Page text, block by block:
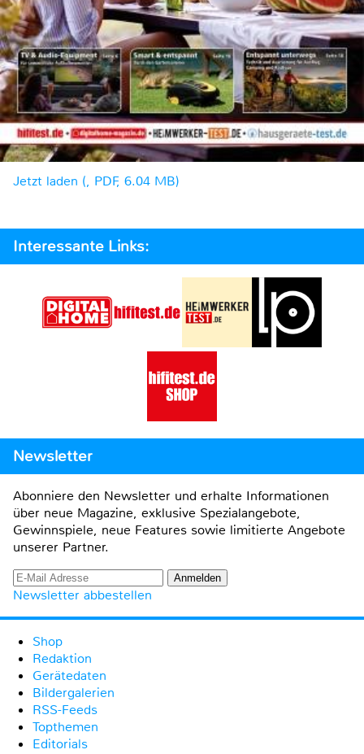
Jetzt laden (, PDF, 6.04 MB)
Interessante Links:
Newsletter
Abonniere den Newsletter und erhalte Informationen
über neue Magazine, exklusive Spezialangebote,
Gewinnspiele, neue Features sowie limitierte Angebote
unserer Partner.
Newsletter abbestellen
Shop
Redaktion
Gerätedaten
Bildergalerien
RSS-Feeds
Topthemen
Editorials